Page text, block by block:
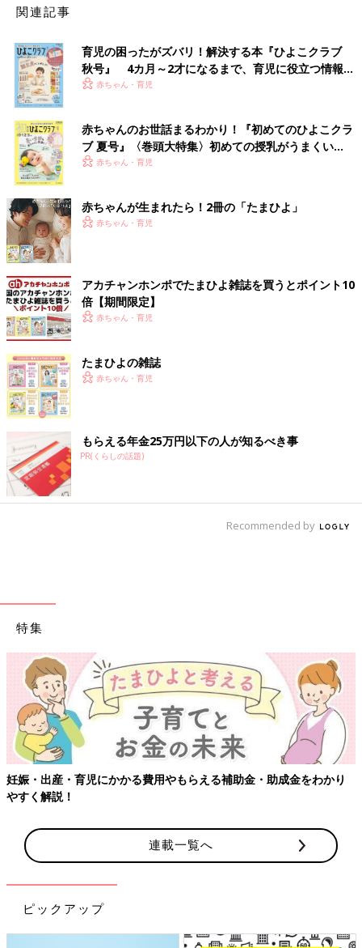
関連記事
育児の困ったがズバリ！解決する本『ひよこクラブ
秋号』 4カ月～2才になるまで、育児に役立つ情報が
いっぱい！
赤ちゃん・育児
赤ちゃんのお世話まるわかり！『初めてのひよこクラ
ブ 夏号』〈巻頭大特集〉初めての授乳がうまくい
く！ おっぱい・ミルクの基本と夏のトラブル 解決テ
赤ちゃん・育児
赤ちゃんが生まれたら！2冊の「たまひよ」
赤ちゃん・育児
アカチャンホンポでたまひよ雑誌を買うとポイント10
倍【期間限定】
赤ちゃん・育児
たまひよの雑誌
赤ちゃん・育児
もらえる年金25万円以下の人が知るべき事
PR(くらしの話題)
Recommended by
特集
妊娠・出産・育児にかかる費用やもらえる補助金・助成金をわかり
やすく解説！
連載一覧へ
ピックアップ